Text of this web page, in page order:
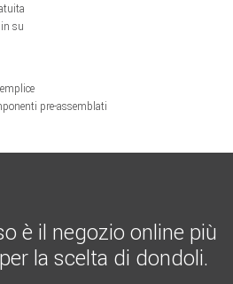
su
pre-assemblati
è il negozio online più
la scelta di dondoli.